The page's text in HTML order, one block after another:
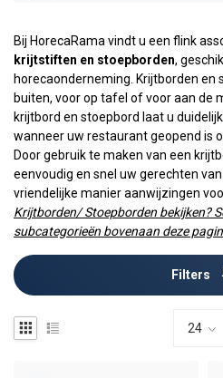
Bij HorecaRama vindt u een flink
krijtstiften en stoepborden,
horecaonderneming. Krijtborden en
buiten, voor op tafel of voor aan de
krijtbord en stoepbord laat u
wanneer uw restaurant geopend is
Door gebruik te maken van een
eenvoudig en snel uw gerechten
vriendelijke manier aanwijzingen
Krijtborden/ Stoepborden bekijken?
subcategorieën bovenaan deze
Filters